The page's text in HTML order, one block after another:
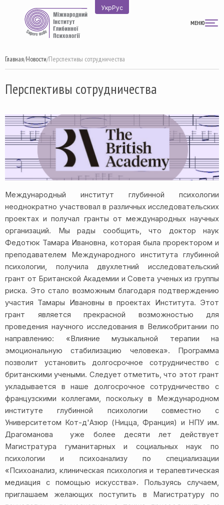
содержимому
УкрРус
МЕНЮ
Главная/Новости/Перспективы сотрудничества
Перспективы сотрудничества
Международный институт глубинной психологии
неоднократно участвовал в различных исследовательских
проектах и ​​получал гранты от международных научных
организаций. Мы рады сообщить, что доктор наук
Федотюк Тамара Ивановна, которая была проректором и
преподавателем Международного института глубинной
психологии, получила двухлетний исследовательский
грант от Британской Академии и Совета ученых из группы
риска. Это стало возможным благодаря подтверждению
участия Тамары Ивановны в проектах Института. Этот
грант является прекрасной возможностью для
проведения научного исследования в Великобритании по
направлению: «Влияние музыкальной терапии на
эмоциональную стабилизацию человека». Программа
позволит установить долгосрочное сотрудничество с
британскими учеными. Следует отметить, что этот грант
укладывается в наше долгосрочное сотрудничество с
французскими коллегами, поскольку в Международном
институте глубинной психологии совместно с
Университетом Кот-д'Азюр (Ницца, Франция) и НПУ им.
Драгоманова уже более десяти лет действует
Магистратура гуманитарных и социальных наук по
психологии и психоанализу по специализации
«Психоанализ, клиническая психология и терапевтическая
медиация с помощью искусства». Пользуясь случаем,
приглашаем желающих поступить в Магистратуру по